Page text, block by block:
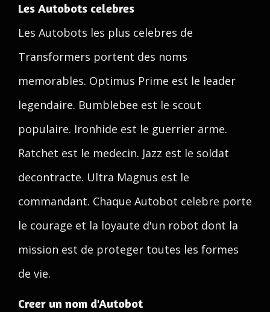
Les Autobots celebres
Les Autobots les plus celebres de
Transformers portent des noms
memorables. Optimus Prime est le leader
legendaire. Bumblebee est le scout
populaire. Ironhide est le guerrier arme.
Ratchet est le medecin. Jazz est le soldat
decontracte. Ultra Magnus est le
commandant. Chaque Autobot celebre porte
le courage et la loyaute d'un robot dont la
mission est de proteger toutes les formes
de vie.
Creer un nom d'Autobot